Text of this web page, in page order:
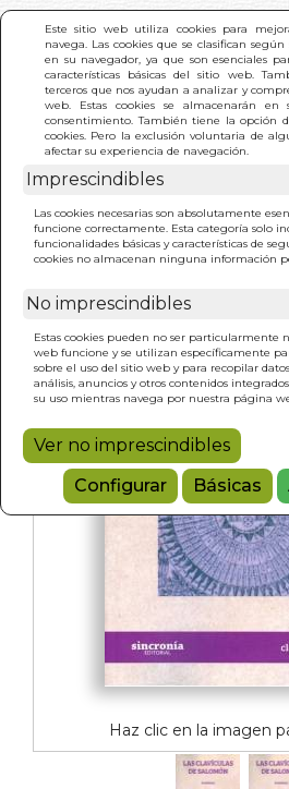
Este sitio web utiliza cookies para
navega. Las cookies que se clasifican
en su navegador, ya que son esenciales
características básicas del sitio web.
terceros que nos ayudan a analizar y
web. Estas cookies se almacenarán en
consentimiento. También tiene la opción
cookies. Pero la exclusión voluntaria de
afectar su experiencia de navegación.
Imprescindibles
Las cookies necesarias son absolutamente
funcione correctamente. Esta categoría solo
funcionalidades básicas y características de
cookies no almacenan ninguna información
No imprescindibles
Estas cookies pueden no ser particularmente
web funcione y se utilizan específicamente
sobre el uso del sitio web y para recopilar
análisis, anuncios y otros contenidos
su uso mientras navega por nuestra página
Ver no imprescindibles
Configurar
Básicas
INICIO > CLAVICULAS DE
Haz clic en la imagen